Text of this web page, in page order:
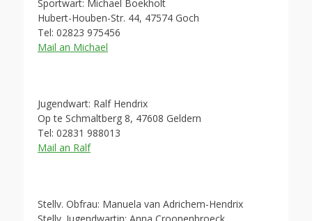
Sportwart: Michael Boekholt
Hubert-Houben-Str. 44, 47574 Goch
Tel: 02823 975456
Mail an Michael
Jugendwart: Ralf Hendrix
Op te Schmaltberg 8, 47608 Geldern
Tel: 02831 988013
Mail an Ralf
Stellv. Obfrau: Manuela van Adrichem-Hendrix